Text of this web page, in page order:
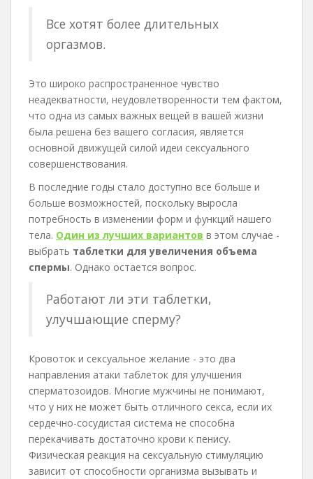
Все хотят более длительных
оргазмов.
Это широко распространенное чувство
неадекватности, неудовлетворенности тем фактом,
что одна из самых важных вещей в вашей жизни
была решена без вашего согласия, является
основной движущей силой идеи сексуального
совершенствования.
В последние годы стало доступно все больше и
больше возможностей, поскольку выросла
потребность в изменении форм и функций нашего
тела. Один из лучших вариантов в этом случае -
выбрать таблетки для увеличения объема
спермы. Однако остается вопрос.
Работают ли эти таблетки,
улучшающие сперму?
Кровоток и сексуальное желание - это два
направления атаки таблеток для улучшения
сперматозоидов. Многие мужчины не понимают,
что у них не может быть отличного секса, если их
сердечно-сосудистая система не способна
перекачивать достаточно крови к пенису.
Физическая реакция на сексуальную стимуляцию
зависит от способности организма вызывать и